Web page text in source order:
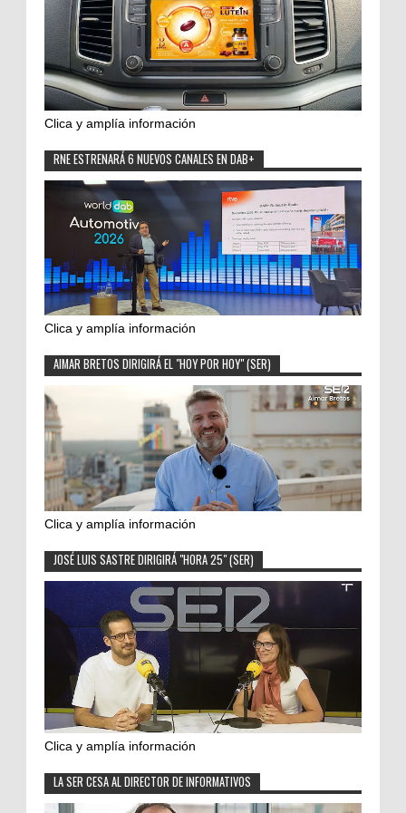
Clica y amplía información
RNE ESTRENARÁ 6 NUEVOS CANALES EN DAB+
Clica y amplía información
AIMAR BRETOS DIRIGIRÁ EL "HOY POR HOY" (SER)
Clica y amplía información
JOSÉ LUIS SASTRE DIRIGIRÁ "HORA 25" (SER)
Clica y amplía información
LA SER CESA AL DIRECTOR DE INFORMATIVOS